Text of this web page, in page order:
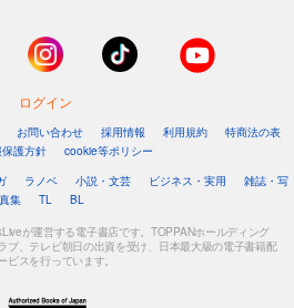
ログイン
お問い合わせ 採用情報 利用規約
特商法の表
護方針
cookie等ポリシー
ラノベ 小説・文芸 ビジネス・実用
雑誌・写
真集
TL BL
が運営する電子書店です。TOPPANホールディング
ブ、テレビ朝日の出資を受け、日本最大級の電子書籍配
ビスを行っています。